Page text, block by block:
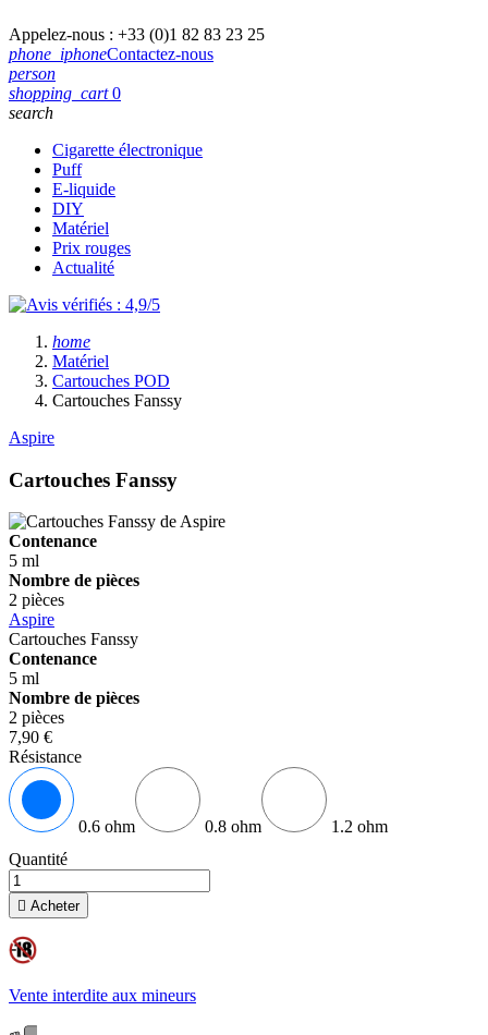
Appelez-nous : +33 (0)1 82 83 23 25
phone_iphoneContactez-nous
person
shopping_cart 0
search
Cigarette électronique
Puff
E-liquide
DIY
Matériel
Prix rouges
Actualité
home
Matériel
Cartouches POD
Cartouches Fanssy
Aspire
Cartouches Fanssy
Contenance
5 ml
Nombre de pièces
2 pièces
Aspire
Cartouches Fanssy
Contenance
5 ml
Nombre de pièces
2 pièces
7,90 €
Résistance
0.6 ohm 0.8 ohm
1.2 ohm
Quantité
 Acheter
Vente interdite aux mineurs